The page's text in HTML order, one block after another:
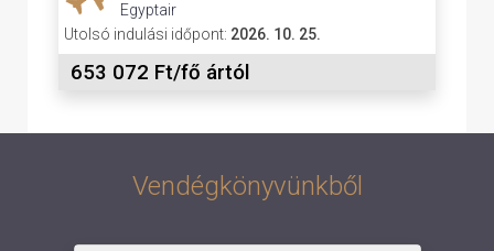
Egyptair
Utolsó indulási időpont: 2026. 10. 25.
653 072 Ft/fő ártól
Vendégkönyvünkből